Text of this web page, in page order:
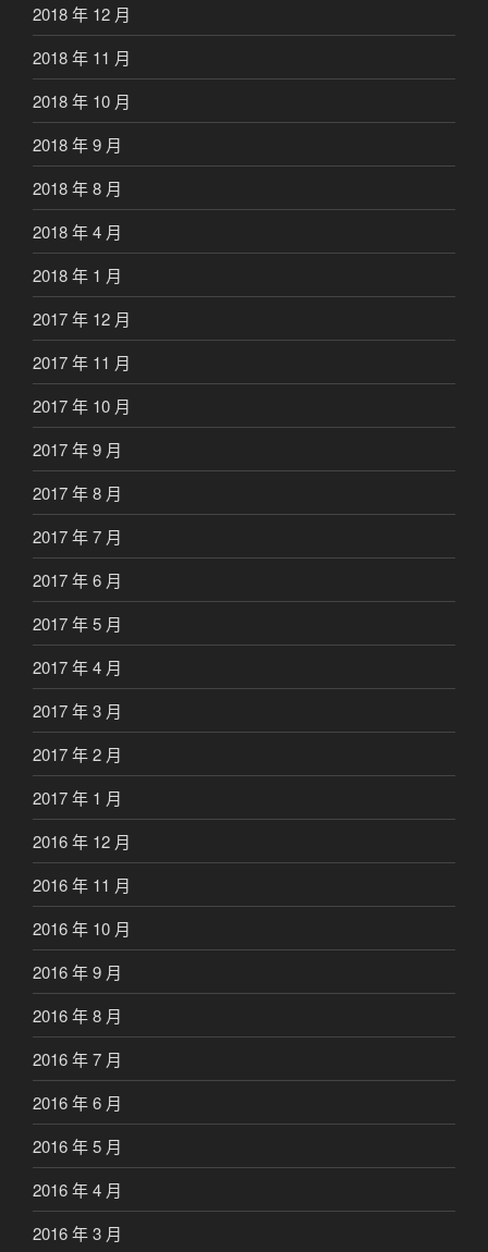
2018 年 12 月
2018 年 11 月
2018 年 10 月
2018 年 9 月
2018 年 8 月
2018 年 4 月
2018 年 1 月
2017 年 12 月
2017 年 11 月
2017 年 10 月
2017 年 9 月
2017 年 8 月
2017 年 7 月
2017 年 6 月
2017 年 5 月
2017 年 4 月
2017 年 3 月
2017 年 2 月
2017 年 1 月
2016 年 12 月
2016 年 11 月
2016 年 10 月
2016 年 9 月
2016 年 8 月
2016 年 7 月
2016 年 6 月
2016 年 5 月
2016 年 4 月
2016 年 3 月